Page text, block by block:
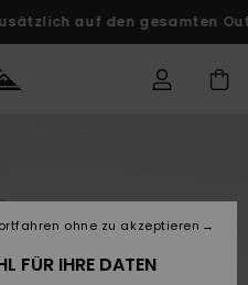
auf den gesamten
FÜR IHRE DATEN
ohne zu akzeptieren